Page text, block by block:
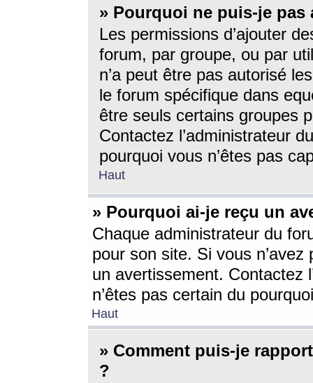
» Pourquoi ne puis-je
Les permissions d’ajouter
forum, par groupe, ou par
n’a peut être pas autorisé
le forum spécifique dans
être seuls certains groupes
Contactez l’administrateur
pourquoi vous n’êtes pas
Haut
» Pourquoi ai-je reçu un
Chaque administrateur du
pour son site. Si vous
un avertissement. Contactez
n’êtes pas certain du
Haut
» Comment puis-je
?